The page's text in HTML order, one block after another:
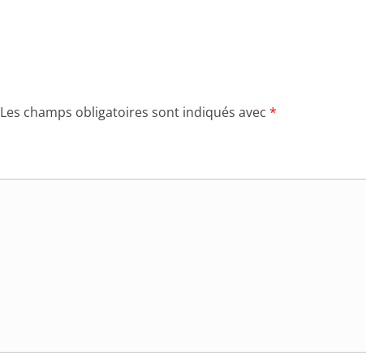
Les champs obligatoires sont indiqués avec *